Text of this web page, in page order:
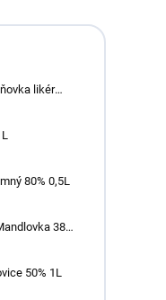
likér
80% 0,5L
38%
50% 1L